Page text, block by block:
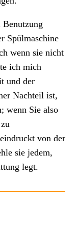
Spülmaschine
wenn sie nicht
ich mich
und der
Nachteil ist,
wenn Sie also
von der
sie jedem,
legt.